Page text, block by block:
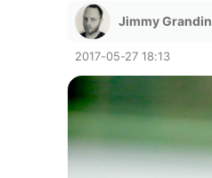
Jimmy Grandin
2017-05-27 18:13